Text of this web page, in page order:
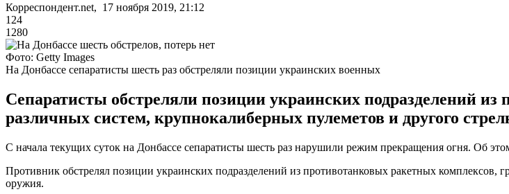
Корреспондент.net, 17 ноября 2019, 21:12
124
1280
Фото: Getty Images
На Донбассе сепаратисты шесть раз обстреляли позиции украинских военных
Сепаратисты обстреляли позиции украинских подразделений
различных систем, крупнокалиберных пулеметов и другого
С начала текущих суток на Донбассе сепаратисты шесть раз нарушили режим прекращения огня. Об
Противник обстрелял позиции украинских подразделений из противотанковых ракетных комплексов,
оружия.